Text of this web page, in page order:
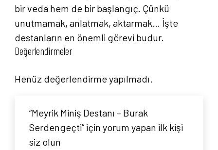
bir veda hem de bir başlangıç. Çünkü
unutmamak, anlatmak, aktarmak… İşte
destanların en önemli görevi budur.
Değerlendirmeler
Henüz değerlendirme yapılmadı.
“Meyrik Miniş Destanı – Burak
Serdengeçti” için yorum yapan ilk kişi
siz olun